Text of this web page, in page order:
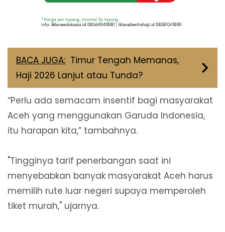
BACA JUGA: Timur Tengah Memanas,
Haji 2026 Lanjut atau Tunda?
“Perlu ada semacam insentif bagi masyarakat
Aceh yang menggunakan Garuda Indonesia,
itu harapan kita,” tambahnya.
"Tingginya tarif penerbangan saat ini
menyebabkan banyak masyarakat Aceh harus
memilih rute luar negeri supaya memperoleh
tiket murah," ujarnya.